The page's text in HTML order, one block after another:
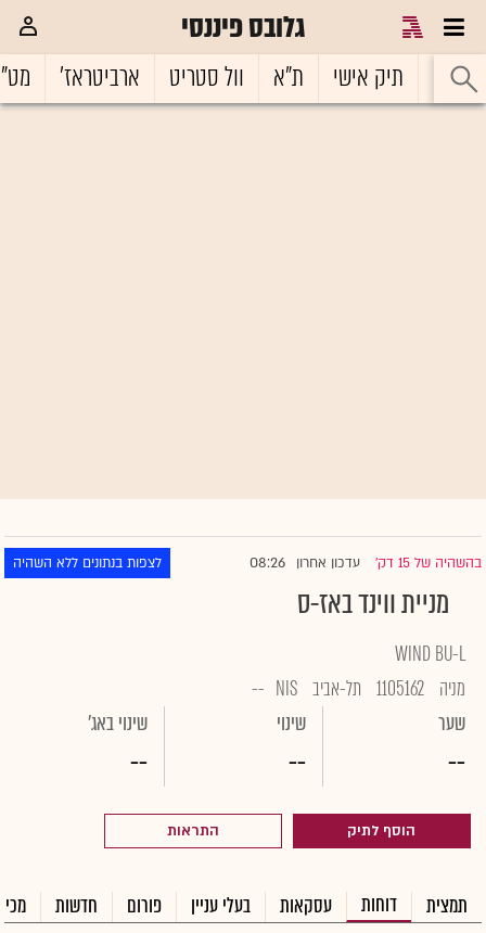
גלובס פיננסי
ראשי תיק אישי ת"א וול סטריט ארביטראז'
בהשהיה של 15 דק' |עדכון אחרון 08:26 לצפות בנתונים ללא השהיה
מניית ווינד באז-ס
WIND BU-L
מניה 1105162 תל-אביב NIS
--
שער
--
שינוי
--
שינוי באג'
--
הוסף לתיק התראות
תמצית דוחות עסקאות בעלי עניין פורום חדשות